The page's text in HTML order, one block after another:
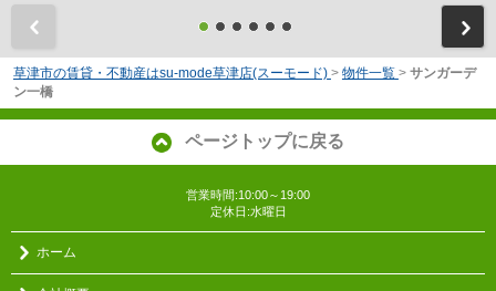
草津市の賃貸・不動産はsu-mode草津店(スーモード) > 物件一覧 > サンガーデ
ン一橋
ページトップに戻る
営業時間:10:00～19:00
定休日:水曜日
ホーム